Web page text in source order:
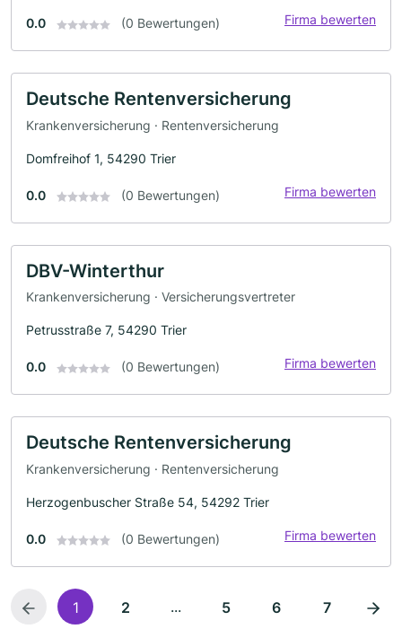
0.0 (0 Bewertungen) Firma bewerten
Deutsche Rentenversicherung
Krankenversicherung · Rentenversicherung
Domfreihof 1, 54290 Trier
0.0 (0 Bewertungen) Firma bewerten
DBV-Winterthur
Krankenversicherung · Versicherungsvertreter
Petrusstraße 7, 54290 Trier
0.0 (0 Bewertungen) Firma bewerten
Deutsche Rentenversicherung
Krankenversicherung · Rentenversicherung
Herzogenbuscher Straße 54, 54292 Trier
0.0 (0 Bewertungen) Firma bewerten
1 2 ... 5 6 7